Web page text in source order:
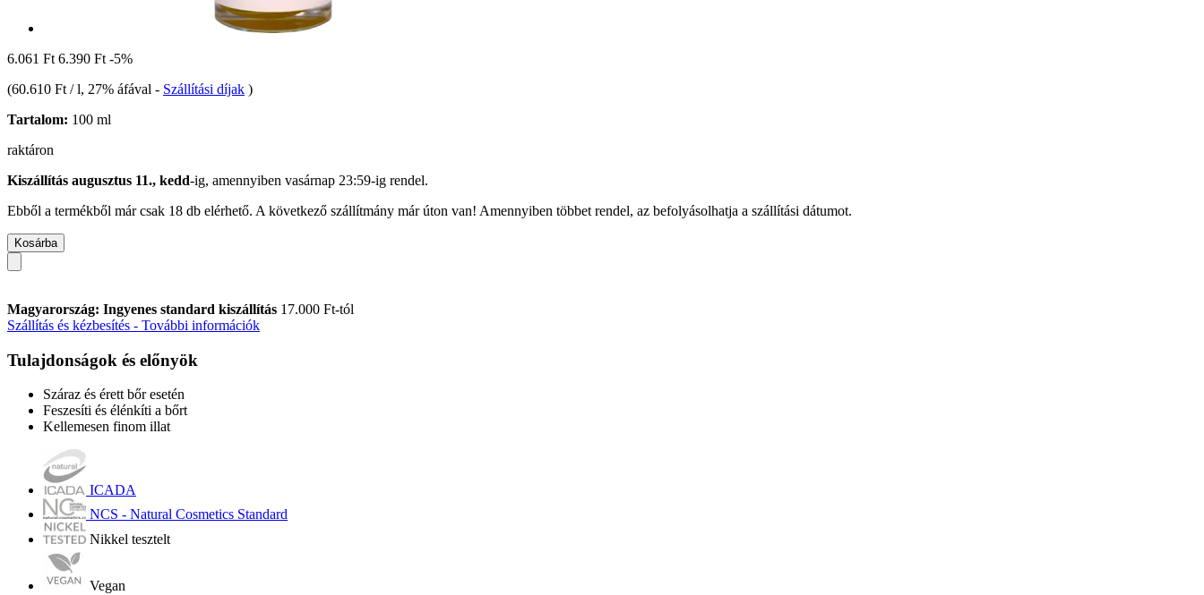
6.061 Ft 6.390 Ft -5%
(60.610 Ft / l, 27% áfával - Szállítási díjak )
Tartalom: 100 ml
raktáron
Kiszállítás augusztus 11., kedd-ig, amennyiben vasárnap 23:59-ig rendel.
Ebből a termékből már csak 18 db elérhető. A következő szállítmány már úton van! Amennyiben többet rendel, az befolyásolhatja a szállítási dátumot.
Kosárba
Magyarország: Ingyenes standard kiszállítás 17.000 Ft-tól
Szállítás és kézbesítés - További információk
Tulajdonságok és előnyök
Száraz és érett bőr esetén
Feszesíti és élénkíti a bőrt
Kellemesen finom illat
ICADA
NCS - Natural Cosmetics Standard
Nikkel tesztelt
Vegan